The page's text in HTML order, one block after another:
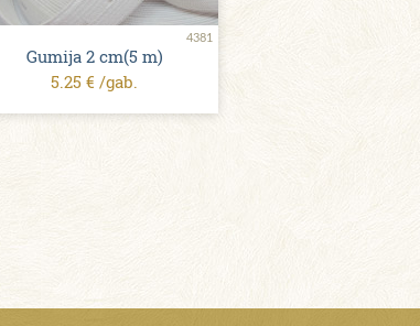
4381
Gumija 2 сm(5 m)
5.25 € /gab.